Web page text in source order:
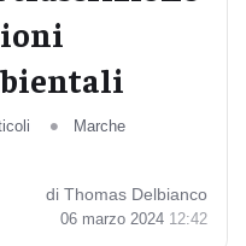
Marche
di Thomas Delbianco
06 marzo 2024 12:42